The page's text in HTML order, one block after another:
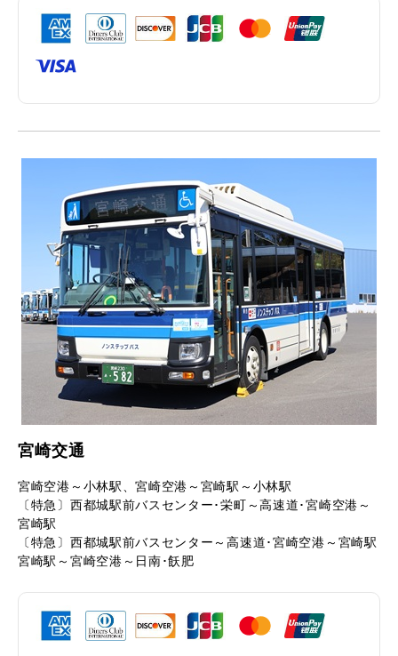
宮崎交通
宮崎空港～小林駅、宮崎空港～宮崎駅～小林駅
〔特急〕西都城駅前バスセンター･栄町～高速道･宮崎空港～
宮崎駅
〔特急〕西都城駅前バスセンター～高速道･宮崎空港～宮崎駅
宮崎駅～宮崎空港～日南･飫肥